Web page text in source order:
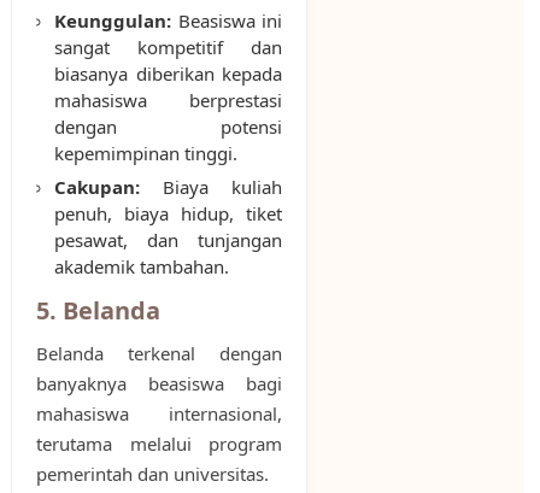
Keunggulan:Beasiswa ini
sangat kompetitif dan
biasanya diberikan kepada
mahasiswa berprestasi
dengan potensi
kepemimpinan tinggi.
Cakupan:Biaya kuliah
penuh, biaya hidup, tiket
pesawat, dan tunjangan
akademik tambahan.
5. Belanda
Belanda terkenal dengan
banyaknya beasiswa bagi
mahasiswa internasional,
terutama melalui program
pemerintah dan universitas.